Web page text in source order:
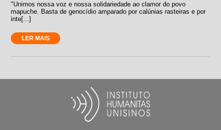
"Unimos nossa voz e nossa solidariedade ao clamor do povo
mapuche. Basta de genocídio amparado por calúnias rasteiras e por
inte[...]
LER MAIS